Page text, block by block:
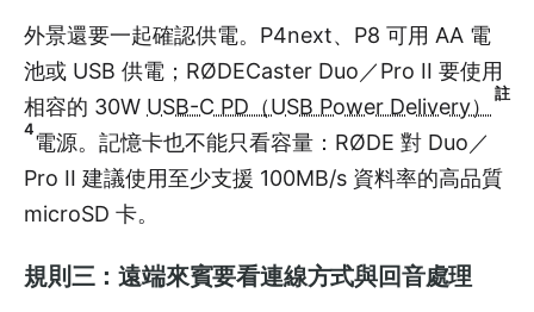
外景還要一起確認供電。P4next、P8 可用 AA 電
池或 USB 供電；RØDECaster Duo／Pro II 要使用
相容的 30W USB-C PD（USB Power Delivery）
註
4
電源。記憶卡也不能只看容量：RØDE 對 Duo／
Pro II 建議使用至少支援 100MB/s 資料率的高品質
microSD 卡。
規則三：遠端來賓要看連線方式與回音處理